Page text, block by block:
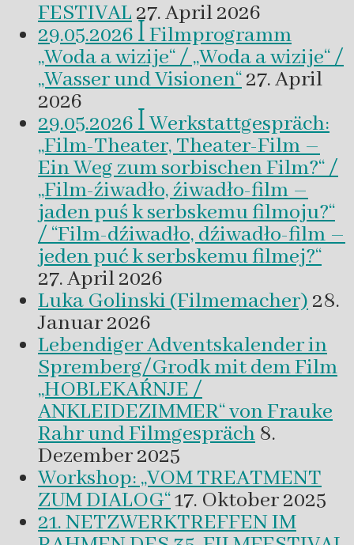
FESTIVAL27. April 2026
29.05.2026 ꟾ Filmprogramm
„Woda a wizije“ / „Woda a wizije“ /
„Wasser und Visionen“27. April
2026
29.05.2026 ꟾ Werkstattgespräch:
„Film-Theater, Theater-Film –
Ein Weg zum sorbischen Film?“ /
„Film-źiwadło, źiwadło-film –
jaden puś k serbskemu filmoju?“
/ “Film-dźiwadło, dźiwadło-film –
jeden puć k serbskemu filmej?“
27. April 2026
Luka Golinski (Filmemacher)28.
Januar 2026
Lebendiger Adventskalender in
Spremberg/Grodk mit dem Film
„HOBLEKAŔNJE /
ANKLEIDEZIMMER“ von Frauke
Rahr und Filmgespräch 8.
Dezember 2025
Workshop: „VOM TREATMENT
ZUM DIALOG“17. Oktober 2025
21. NETZWERKTREFFEN IM